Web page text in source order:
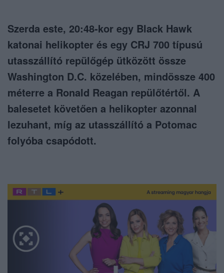
Szerda este, 20:48-kor egy Black Hawk
katonai helikopter és egy CRJ 700 típusú
utasszállító repülőgép ütközött össze
Washington D.C. közelében, mindössze 400
méterre a Ronald Reagan repülőtértől. A
balesetet követően a helikopter azonnal
lezuhant, míg az utasszállító a Potomac
folyóba csapódott.